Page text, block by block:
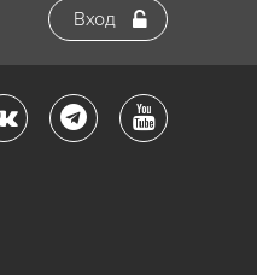
Вход